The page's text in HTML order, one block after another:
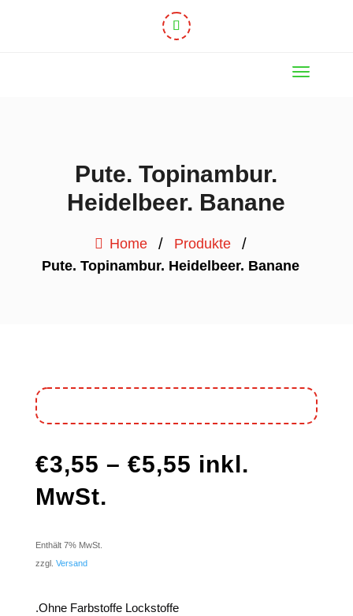
Pute. Topinambur.
Heidelbeer. Banane
Home / Produkte /
Pute. Topinambur. Heidelbeer. Banane
€3,55 – €5,55 inkl.
MwSt.
Enthält 7% MwSt.
zzgl. Versand
.Ohne Farbstoffe Lockstoffe